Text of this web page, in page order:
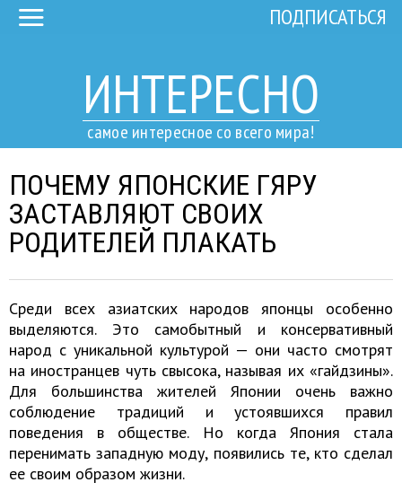
ИНТЕРЕСНО
самое интересное со всего мира!
ПОДПИСАТЬСЯ
ПОЧЕМУ ЯПОНСКИЕ ГЯРУ
ЗАСТАВЛЯЮТ СВОИХ
РОДИТЕЛЕЙ ПЛАКАТЬ
Среди всех азиатских народов японцы особенно
выделяются. Это самобытный и консервативный
народ с уникальной культурой — они часто смотрят
на иностранцев чуть свысока, называя их «гайдзины».
Для большинства жителей Японии очень важно
соблюдение традиций и устоявшихся правил
поведения в обществе. Но когда Япония стала
перенимать западную моду, появились те, кто сделал
ее своим образом жизни.